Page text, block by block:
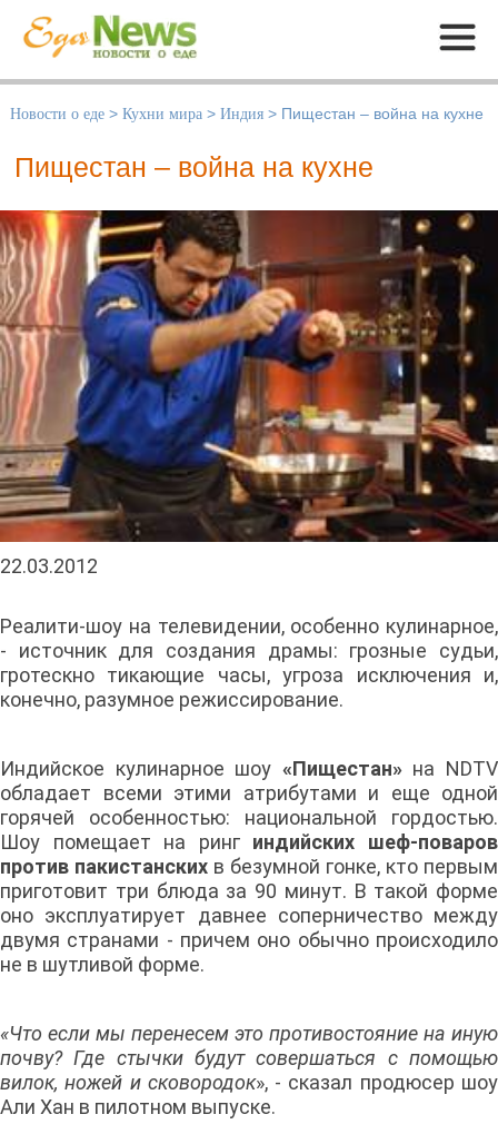
Меню
Новости о еде > Кухни мира > Индия > Пищестан – война на кухне
Пищестан – война на кухне
22.03.2012
Реалити-шоу на телевидении, особенно кулинарное,
- источник для создания драмы: грозные судьи,
гротескно тикающие часы, угроза исключения и,
конечно, разумное режиссирование.
Индийское кулинарное шоу «Пищестан»на NDTV
обладает всеми этими атрибутами и еще одной
горячей особенностью: национальной гордостью.
Шоу помещает на ринг индийских шеф-поваров
против пакистанских в безумной гонке, кто первым
приготовит три блюда за 90 минут. В такой форме
оно эксплуатирует давнее соперничество между
двумя странами - причем оно обычно происходило
не в шутливой форме.
«Что если мы перенесем это противостояние на иную
почву? Где стычки будут совершаться с помощью
вилок, ножей и сковородок», - сказал продюсер шоу
Али Хан в пилотном выпуске.